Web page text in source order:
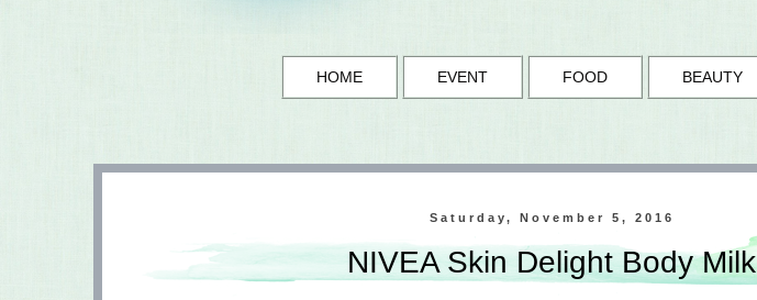
HOME EVENT FOOD BEAUTY
Saturday, November 5, 2016
NIVEA Skin Delight Body Milk